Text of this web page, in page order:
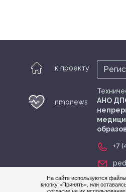
На сайте используются
кнопку «Принять», или
к проекту
nmonews
АНО
+7